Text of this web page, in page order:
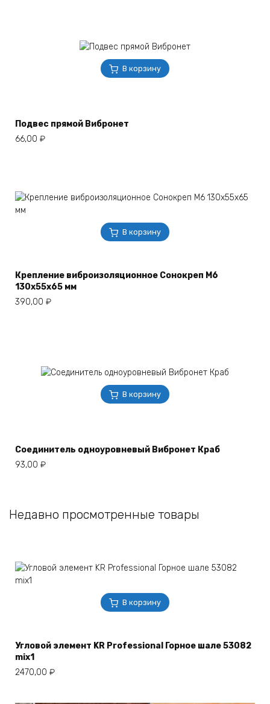
В корзину
Подвес прямой Вибронет
66,00 ₽
В корзину
Крепление виброизоляционное Сонокреп М6
130х55х65 мм
390,00 ₽
В корзину
Соединитель одноуровневый Вибронет Краб
93,00 ₽
Недавно просмотренные товары
В корзину
Угловой элемент KR Professional Горное шале 53082
mix1
2470,00 ₽